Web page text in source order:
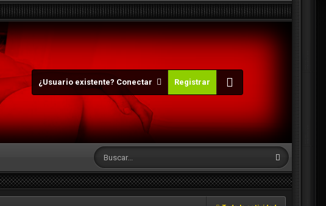
¿Usuario existente? Conectar Registrar